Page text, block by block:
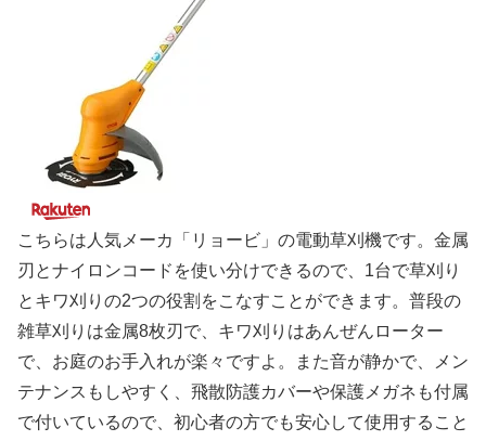
こちらは人気メーカ「リョービ」の電動草刈機です。金属
刃とナイロンコードを使い分けできるので、1台で草刈り
とキワ刈りの2つの役割をこなすことができます。普段の
雑草刈りは金属8枚刃で、キワ刈りはあんぜんローター
で、お庭のお手入れが楽々ですよ。また音が静かで、メン
テナンスもしやすく、飛散防護カバーや保護メガネも付属
で付いているので、初心者の方でも安心して使用すること